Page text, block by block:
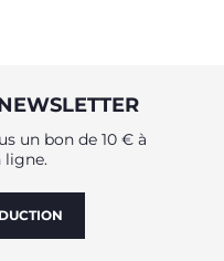
un bon de 10 € à
ligne.